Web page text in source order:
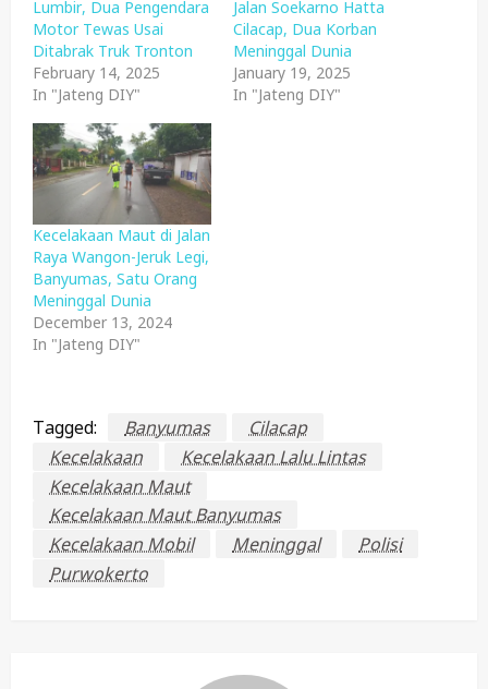
Lumbir, Dua Pengendara
Motor Tewas Usai
Ditabrak Truk Tronton
February 14, 2025
In "Jateng DIY"
Jalan Soekarno Hatta
Cilacap, Dua Korban
Meninggal Dunia
January 19, 2025
In "Jateng DIY"
Kecelakaan Maut di Jalan
Raya Wangon-Jeruk Legi,
Banyumas, Satu Orang
Meninggal Dunia
December 13, 2024
In "Jateng DIY"
Tagged: Banyumas
Cilacap
Kecelakaan
Kecelakaan Lalu Lintas
Kecelakaan Maut
Kecelakaan Maut Banyumas
Kecelakaan Mobil
Meninggal
Polisi
Purwokerto